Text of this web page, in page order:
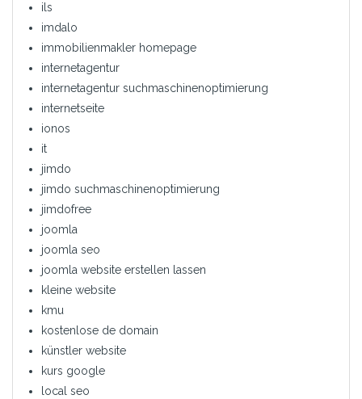
ils
imdalo
immobilienmakler homepage
internetagentur
internetagentur suchmaschinenoptimierung
internetseite
ionos
it
jimdo
jimdo suchmaschinenoptimierung
jimdofree
joomla
joomla seo
joomla website erstellen lassen
kleine website
kmu
kostenlose de domain
künstler website
kurs google
local seo